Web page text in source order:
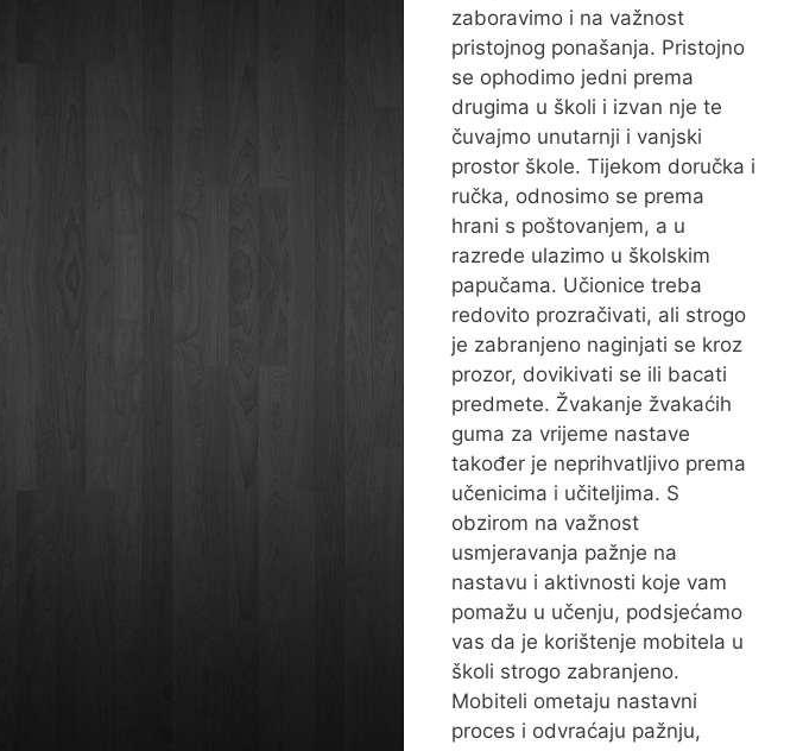
zaboravimo i na važnost
pristojnog ponašanja. Pristojno
se ophodimo jedni prema
drugima u školi i izvan nje te
čuvajmo unutarnji i vanjski
prostor škole. Tijekom doručka i
ručka, odnosimo se prema
hrani s poštovanjem, a u
razrede ulazimo u školskim
papučama. Učionice treba
redovito prozračivati, ali strogo
je zabranjeno naginjati se kroz
prozor, dovikivati se ili bacati
predmete. Žvakanje žvakaćih
guma za vrijeme nastave
također je neprihvatljivo prema
učenicima i učiteljima. S
obzirom na važnost
usmjeravanja pažnje na
nastavu i aktivnosti koje vam
pomažu u učenju, podsjećamo
vas da je korištenje mobitela u
školi strogo zabranjeno.
Mobiteli ometaju nastavni
proces i odvraćaju pažnju,